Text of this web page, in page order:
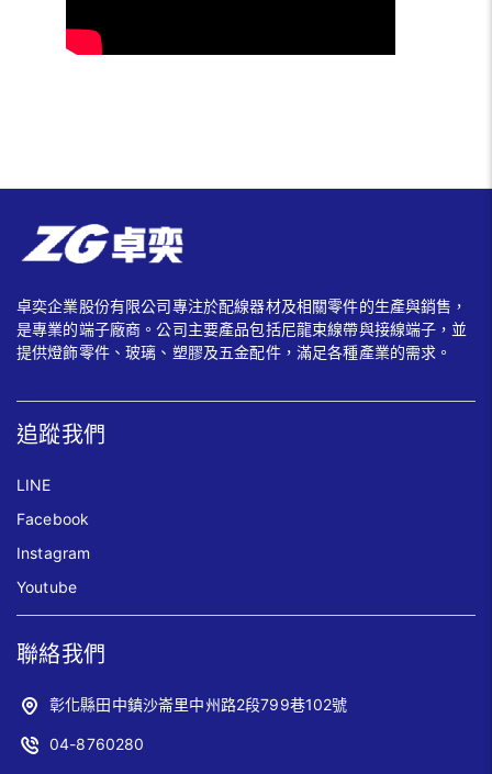
卓奕企業股份有限公司專注於配線器材及相關零件的生產與銷售，
是專業的端子廠商。公司主要產品包括尼龍束線帶與接線端子，並
提供燈飾零件、玻璃、塑膠及五金配件，滿足各種產業的需求。
追蹤我們
LINE
Facebook
Instagram
Youtube
聯絡我們
彰化縣田中鎮沙崙里中州路2段799巷102號
04-8760280